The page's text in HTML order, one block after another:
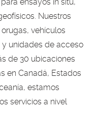
Nuestros
vehículos
unidades de acceso
de 30 ubicaciones
en Canadá, Estados
estamos
servicios a nivel